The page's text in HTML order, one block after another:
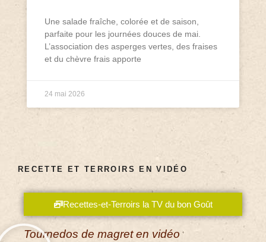
Une salade fraîche, colorée et de saison,
parfaite pour les journées douces de mai.
L’association des asperges vertes, des fraises
et du chèvre frais apporte
24 mai 2026
RECETTE ET TERROIRS EN VIDÉO
Recettes-et-Terroirs la TV du bon Goût
Tournedos de magret en vidéo